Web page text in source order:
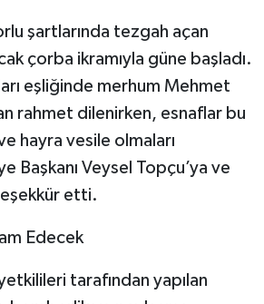
şartlarında tezgah açan
çorba ikramıyla güne başladı.
eşliğinde merhum Mehmet
rahmet dilenirken, esnaflar bu
hayra vesile olmaları
Başkanı Veysel Topçu’ya ve
etti.
Edecek
tarafından yapılan